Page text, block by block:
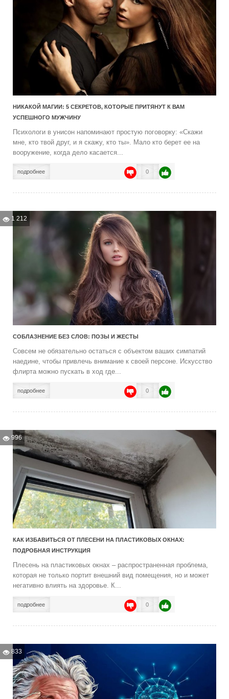
НИКАКОЙ МАГИИ: 5 СЕКРЕТОВ, КОТОРЫЕ ПРИТЯНУТ К ВАМ
УСПЕШНОГО МУЖЧИНУ
Психологи в унисон напоминают простую поговорку: «Скажи
мне, кто твой друг, и я скажу, кто ты». Мало кто берет ее на
вооружение, когда дело касается...
подробнее 0
1 212
СОБЛАЗНЕНИЕ БЕЗ СЛОВ: ПОЗЫ И ЖЕСТЫ
Совсем не обязательно остаться с объектом ваших симпатий
наедине, чтобы привлечь внимание к своей персоне. Искусство
флирта можно пускать в ход где...
подробнее 0
996
КАК ИЗБАВИТЬСЯ ОТ ПЛЕСЕНИ НА ПЛАСТИКОВЫХ ОКНАХ:
ПОДРОБНАЯ ИНСТРУКЦИЯ
Плесень на пластиковых окнах – распространенная проблема,
которая не только портит внешний вид помещения, но и может
негативно влиять на здоровье. К...
подробнее 0
833